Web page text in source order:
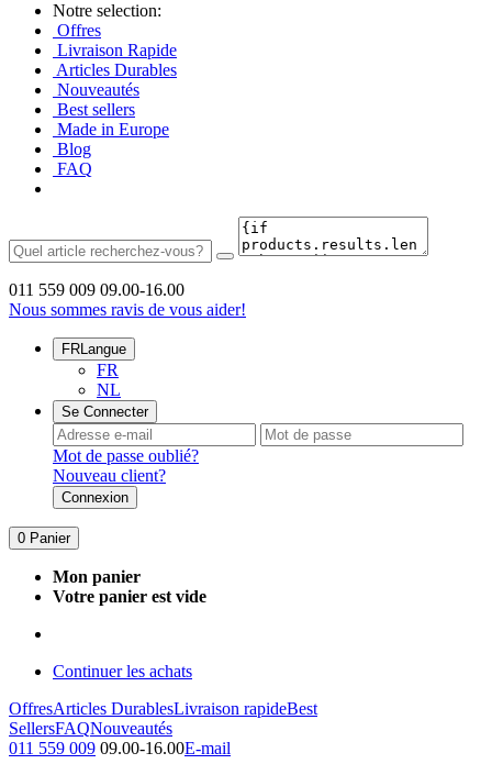
Notre selection:
Offres
Livraison Rapide
Articles Durables
Nouveautés
Best sellers
Made in Europe
Blog
FAQ
011 559 009 09.00-16.00
Nous sommes ravis de vous aider!
FRLangue
FR
NL
Se Connecter
Mot de passe oublié?
Nouveau client?
Connexion
0 Panier
Mon panier
Votre panier est vide
Continuer les achats
OffresArticles DurablesLivraison rapideBest
SellersFAQNouveautés
011 559 009 09.00-16.00E-mail